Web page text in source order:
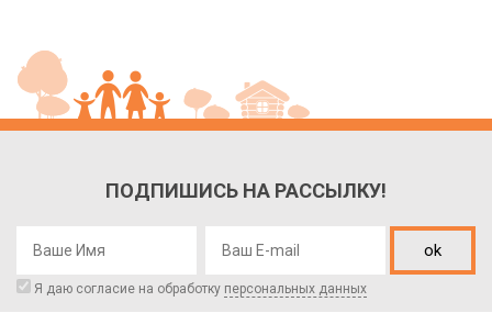
ПОДПИШИСЬ НА РАССЫЛКУ!
ok
Я даю согласие на обработку персональных данных